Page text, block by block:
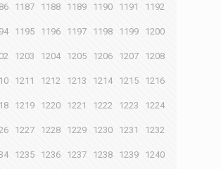
1187 1188 1189 1190 1191 1192
1195 1196 1197 1198 1199 1200
1203 1204 1205 1206 1207 1208
1211 1212 1213 1214 1215 1216
1219 1220 1221 1222 1223 1224
1227 1228 1229 1230 1231 1232
1235 1236 1237 1238 1239 1240